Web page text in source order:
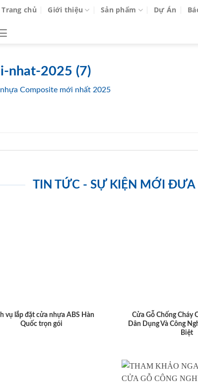
Trang chủ Giới thiệu Sản phẩm Dự Án
nhat-2025 (7)
Composite mới nhất 2025
TIN TỨC - SỰ KIỆN MỚI ĐƯA
vụ lắp đặt cửa nhựa ABS Hàn
Quốc trọn gói
Cửa Gỗ Chống Cháy
Dân Dụng Và Công
Biệt